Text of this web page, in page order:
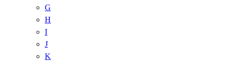
G
H
I
J
K